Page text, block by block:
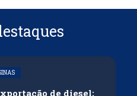
de diesel;